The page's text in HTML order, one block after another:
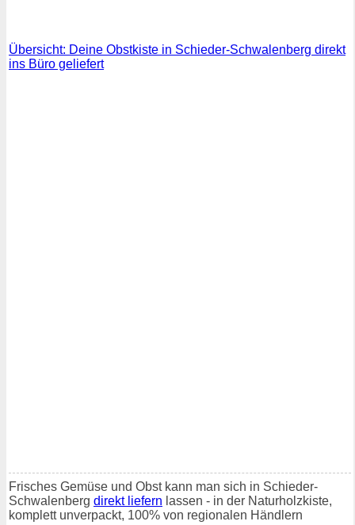
Übersicht: Deine Obstkiste in Schieder-Schwalenberg direkt
ins Büro geliefert
Frisches Gemüse und Obst kann man sich in Schieder-
Schwalenberg direkt liefern lassen - in der Naturholzkiste,
komplett unverpackt, 100% von regionalen Händlern